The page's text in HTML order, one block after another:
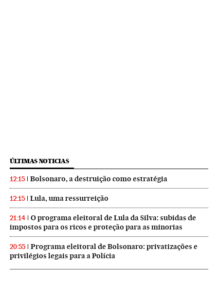
ÚLTIMAS NOTICIAS
12:15 Bolsonaro, a destruição como estratégia
12:15 Lula, uma ressurreição
21:14
O programa eleitoral de Lula da Silva: subidas de
impostos para os ricos e proteção para as minorias
20:55
Programa eleitoral de Bolsonaro: privatizações e
privilégios legais para a Polícia